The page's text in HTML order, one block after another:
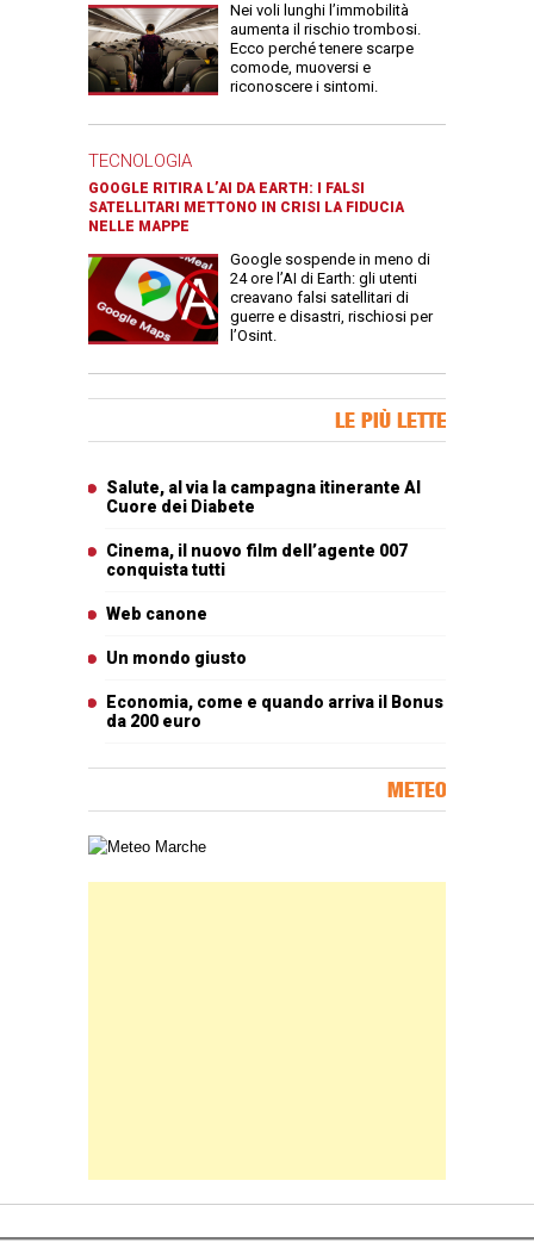
Nei voli lunghi l’immobilità
aumenta il rischio trombosi.
Ecco perché tenere scarpe
comode, muoversi e
riconoscere i sintomi.
TECNOLOGIA
GOOGLE RITIRA L’AI DA EARTH: I FALSI
SATELLITARI METTONO IN CRISI LA FIDUCIA
NELLE MAPPE
Google sospende in meno di
24 ore l’AI di Earth: gli utenti
creavano falsi satellitari di
guerre e disastri, rischiosi per
l’Osint.
LE PIÙ LETTE
Salute, al via la campagna itinerante Al
Cuore dei Diabete
Cinema, il nuovo film dell’agente 007
conquista tutti
Web canone
Un mondo giusto
Economia, come e quando arriva il Bonus
da 200 euro
METEO
Carta meteorologica delle Marche